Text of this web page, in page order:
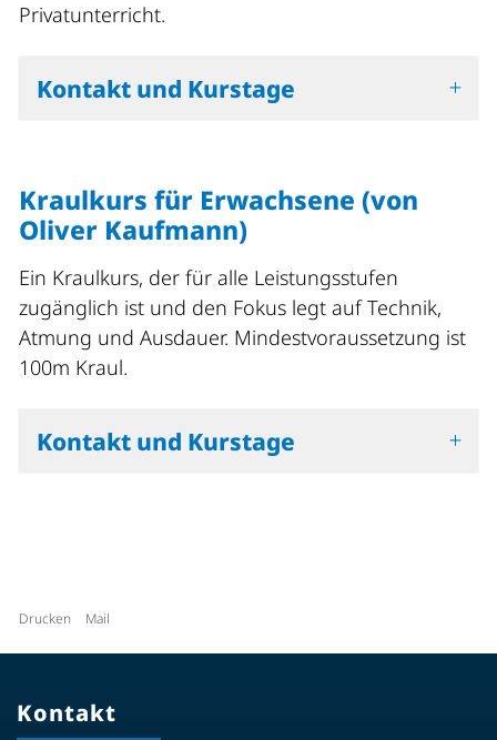
Privatunterricht.
Kontakt und Kurstage
Kraulkurs für Erwachsene (von
Oliver Kaufmann)
Ein Kraulkurs, der für alle Leistungsstufen
zugänglich ist und den Fokus legt auf Technik,
Atmung und Ausdauer. Mindestvoraussetzung ist
100m Kraul.
Kontakt und Kurstage
Drucken Mail
Kontakt